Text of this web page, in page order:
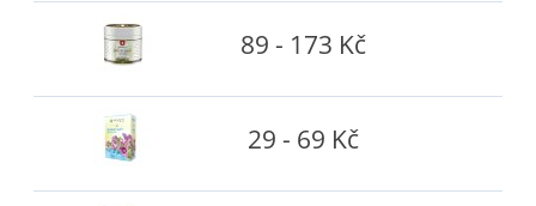
89 - 173 Kč
29 - 69 Kč